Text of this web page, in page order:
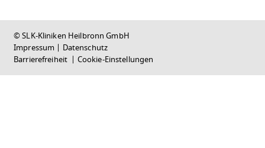
© SLK-Kliniken Heilbronn GmbH
Impressum | Datenschutz
Barrierefreiheit | Cookie-Einstellungen